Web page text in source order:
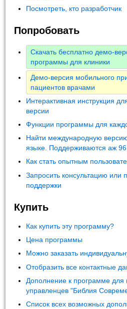
Посмотреть, кто разработчик
Попробовать
Скачать бесплатно демо-
программы для клиники
Демо-версия мобильного
пациентов врачами
Интерактивная инструкция
версии
Функции программы для
Найти международную
языке. Поддерживаются аж 96
Как стать опытным
Запросить консультацию или
поддержки
Купить
Как купить эту программу?
Цена программы
Можно заказать
Отобразить все контактные
Дополнение к программе
управленцев "Библия
Список всех возможных